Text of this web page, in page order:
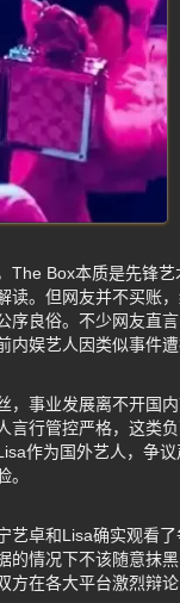
Box本质是先锋
。但网友并不买账
良俗。不少网友直
娱艺人因类似事件遭
事业发展离不开国
行管控严格，这类
作为国外艺人，争
卓和Lisa确实观看
情况下不该随意抹
在各大平台激烈辩